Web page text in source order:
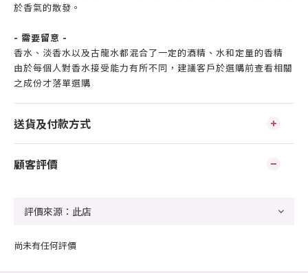
於香氣的散發。
- 需要留意 -
香水、淡香水以及古龍水都混合了一定的酒精、水和定量的香精
由於每個人對香水接受能力有所不同，建議客戶於選購前查看相關
之成份才落單選購
送貨及付款方式
顧客評價
尚未有任何評價